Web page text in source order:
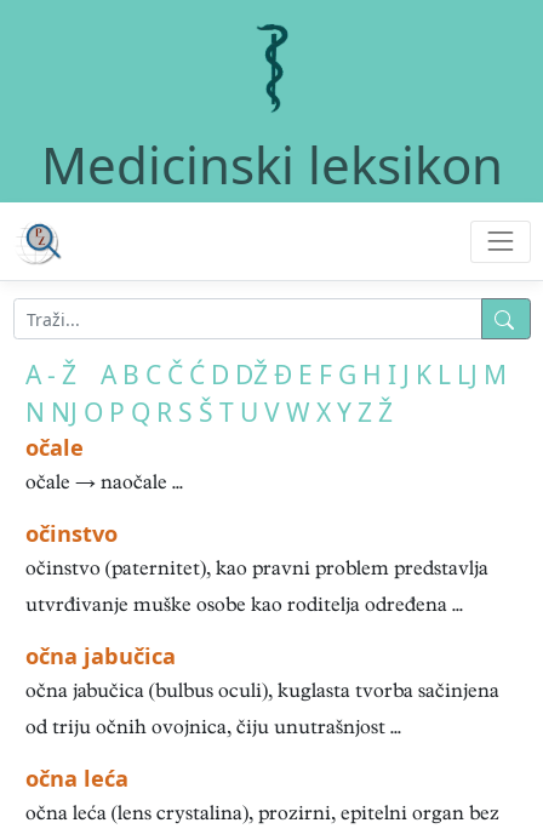
Medicinski leksikon
A - Ž A B C Č Ć D DŽĐ E F G H I J K L LJ M
N NJ O P Q R S Š T U VW XYZŽ
očale
očale → naočale ...
očinstvo
očinstvo (paternitet), kao pravni problem predstavlja
utvrđivanje muške osobe kao roditelja određena ...
očna jabučica
očna jabučica (bulbus oculi), kuglasta tvorba sačinjena
od triju očnih ovojnica, čiju unutrašnjost ...
očna leća
očna leća (lens crystalina), prozirni, epitelni organ bez